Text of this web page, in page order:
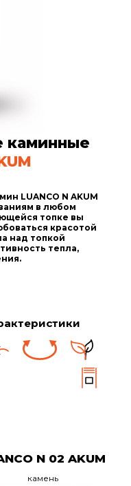
каминные
LUANCO N AKUM
в любом
топке вы
красотой
над топкой
тепла,
N 02 AKUM
камень